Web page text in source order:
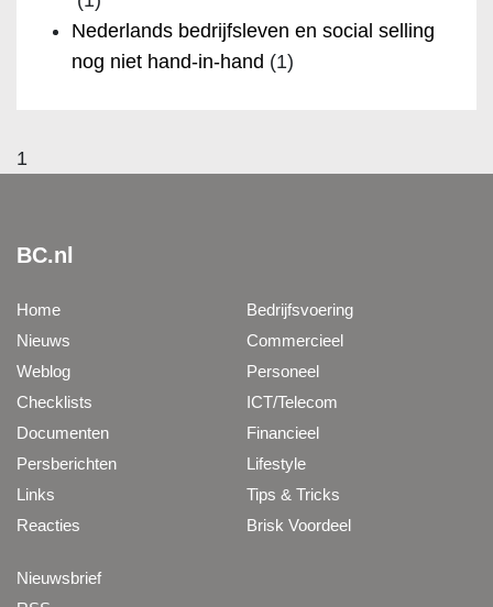
Nederlands bedrijfsleven en social selling
nog niet hand-in-hand (1)
1
BC.nl
Home
Nieuws
Weblog
Checklists
Documenten
Persberichten
Links
Reacties
Bedrijfsvoering
Commercieel
Personeel
ICT/Telecom
Financieel
Lifestyle
Tips & Tricks
Brisk Voordeel
Nieuwsbrief